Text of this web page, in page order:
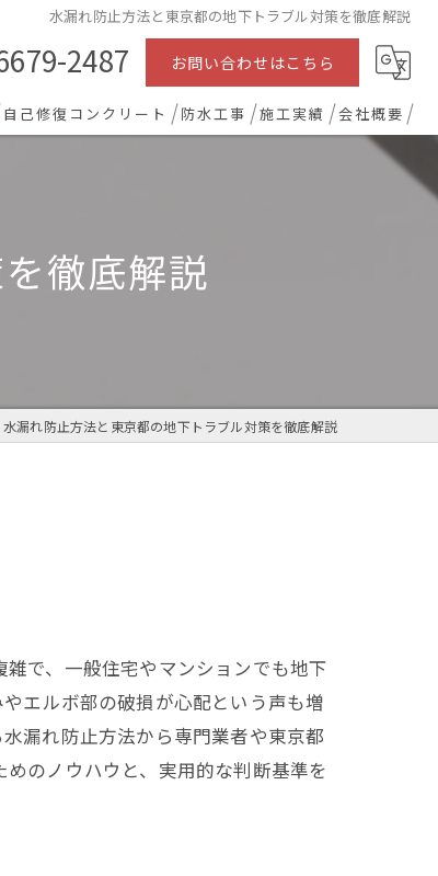
水漏れ防止方法と東京都の地下トラブル対策を徹底解説
2487 お問い合わせはこちら
自己修復コンクリート 防水工事 施工実績 会社概要
徹底解説
水漏れ防止方法と東京都の地下トラブル対策を徹底解説
で、一般住宅やマンションでも地下
エルボ部の破損が心配という声も増
漏れ防止方法から専門業者や東京都
のノウハウと、実用的な判断基準を